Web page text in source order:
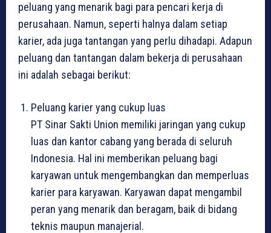
peluang yang menarik bagi para pencari kerja di
perusahaan. Namun, seperti halnya dalam setiap
karier, ada juga tantangan yang perlu dihadapi. Adapun
peluang dan tantangan dalam bekerja di perusahaan
ini adalah sebagai berikut:
Peluang karier yang cukup luas
PT Sinar Sakti Union memiliki jaringan yang cukup
luas dan kantor cabang yang berada di seluruh
Indonesia. Hal ini memberikan peluang bagi
karyawan untuk mengembangkan dan memperluas
karier para karyawan. Karyawan dapat mengambil
peran yang menarik dan beragam, baik di bidang
teknis maupun manajerial.